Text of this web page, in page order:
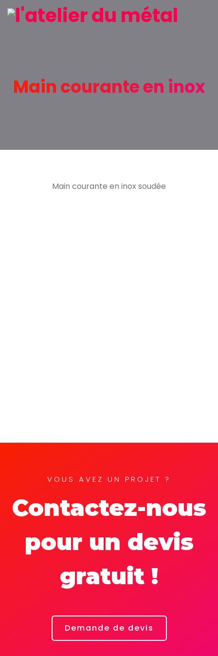
Main courante en inox
Main courante en inox soudée
VOUS AVEZ UN PROJET ?
Contactez-nous
pour un devis
gratuit !
Demande de devis